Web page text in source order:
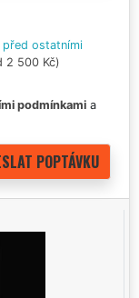
před ostatními
2 500 Kč)
podmínkami a